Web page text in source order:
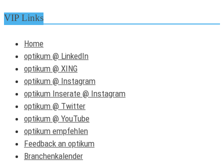
VIP Links
Home
optikum @ LinkedIn
optikum @ XING
optikum @ Instagram
optikum Inserate @ Instagram
optikum @ Twitter
optikum @ YouTube
optikum empfehlen
Feedback an optikum
Branchenkalender